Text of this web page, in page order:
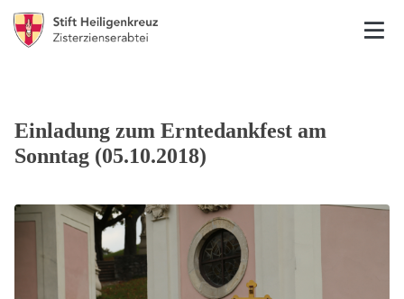
Einladung zum Erntedankfest am
Sonntag (05.10.2018)